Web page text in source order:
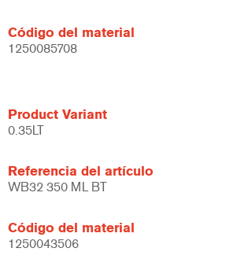
Código del material
1250085708
Product Variant
0.35LT
Referencia del artículo
WB32 350 ML BT
Código del material
1250043506